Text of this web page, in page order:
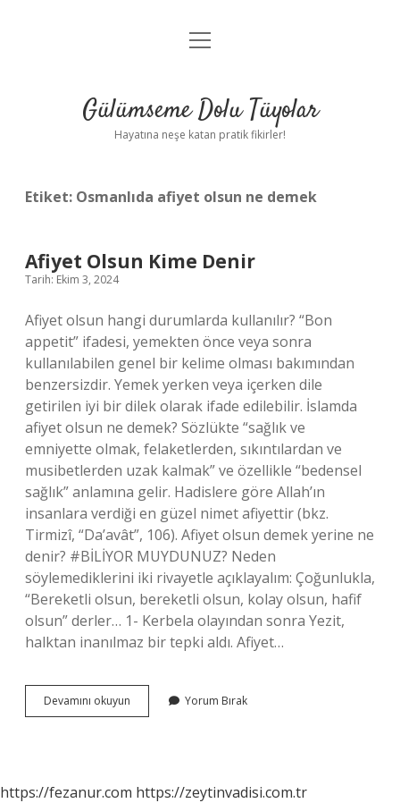
Anasayfa
Yasal Uyarı
menüyü
Gülümseme Dolu Tüyolar
Hayatına neşe katan pratik fikirler!
Etiket: Osmanlıda afiyet olsun ne demek
Afiyet Olsun Kime Denir
Tarih: Ekim 3, 2024
Afiyet olsun hangi durumlarda kullanılır? “Bon
appetit” ifadesi, yemekten önce veya sonra
kullanılabilen genel bir kelime olması bakımından
benzersizdir. Yemek yerken veya içerken dile
getirilen iyi bir dilek olarak ifade edilebilir. İslamda
afiyet olsun ne demek? Sözlükte “sağlık ve
emniyette olmak, felaketlerden, sıkıntılardan ve
musibetlerden uzak kalmak” ve özellikle “bedensel
sağlık” anlamına gelir. Hadislere göre Allah’ın
insanlara verdiği en güzel nimet afiyettir (bkz.
Tirmizî, “Da’avât”, 106). Afiyet olsun demek yerine ne
denir? #BİLİYOR MUYDUNUZ? Neden
söylemediklerini iki rivayetle açıklayalım: Çoğunlukla,
“Bereketli olsun, bereketli olsun, kolay olsun, hafif
olsun” derler… 1- Kerbela olayından sonra Yezit,
halktan inanılmaz bir tepki aldı. Afiyet…
Devamını okuyun
Olsun
Yorum Bırak
https://fezanur.com https://zeytinvadisi.com.tr